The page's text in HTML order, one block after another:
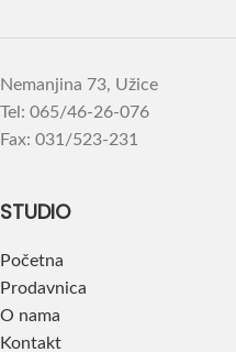
Nemanjina 73, Užice
Tel: 065/46-26-076
Fax: 031/523-231
STUDIO
Početna
Prodavnica
O nama
Kontakt